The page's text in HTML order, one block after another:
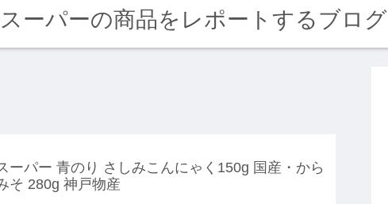
ーパーの商品をレポートするブログ
ーパー 青のり さしみこんにゃく150g 国産・から
そ 280g 神戸物産